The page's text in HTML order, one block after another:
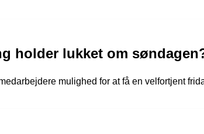
holder lukket om
mulighed for at få en velfortjent